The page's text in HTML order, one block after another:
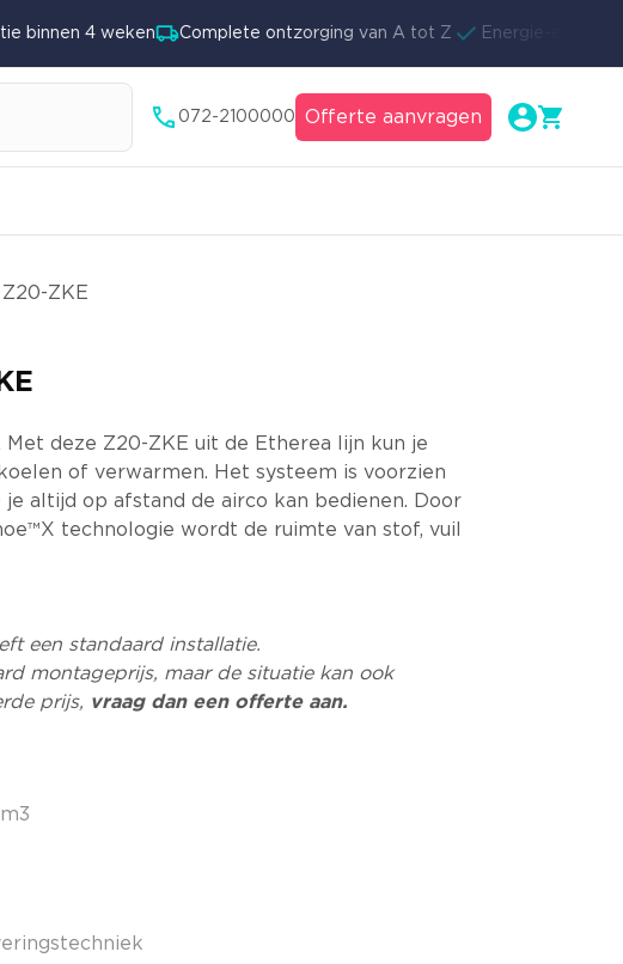
4 weken Complete ontzorging van A tot Z Energie-efficiënte
072-2100000 Offerte aanvragen
ZKE
Met deze Z20-ZKE uit de Etherea lijn kun je
of verwarmen. Het systeem is voorzien
altijd op afstand de airco kan bedienen. Door
technologie wordt de ruimte van stof, vuil
een standaard installatie.
montageprijs, maar de situatie kan ook
prijs, vraag dan een offerte aan.